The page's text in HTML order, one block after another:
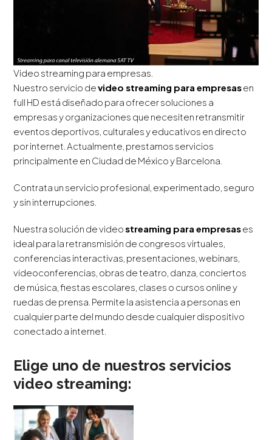
Video streaming para empresas.
Nuestro servicio devideo streaming para empresasen
full HD está diseñado para ofrecer soluciones a
empresas y organizaciones que necesiten retransmitir
eventos deportivos, culturales y educativos en directo
por internet. Actualmente, prestamos servicios
principalmente en Ciudad de México y Barcelona.
Contrata un servicio profesional, experimentado, seguro
y sin interrupciones.
Nuestra solución de videostreaming para empresases
ideal para la retransmisión de congresos virtuales,
conferencias interactivas, presentaciones, webinars,
videoconferencias, obras de teatro, danza, conciertos
de música, fiestas escolares, clases o cursos online y
ruedas de prensa. Permite la asistencia a personas en
cualquier parte del mundo desde cualquier dispositivo
conectado a internet.
Elige uno de nuestros servicios
video streaming: